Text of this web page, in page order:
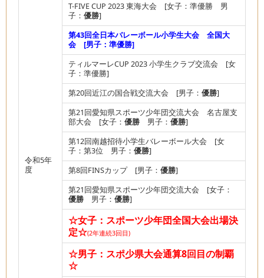
令和5年
度
T-FIVE CUP 2023 東海大会 [女子：準優勝 男
子： 優勝]
第43回全日本バレーボール小学生大会 全国大
会 [男子：準優勝]
ティルマーレCUP 2023 小学生クラブ交流会 [女
子：準優勝]
第20回近江の国合戦交流大会 [男子： 優勝]
第21回愛知県スポーツ少年団交流大会 名古屋支
部大会 [女子： 優勝 男子： 優勝]
第12回南越招待小学生バレーボール大会 [女
子：第3位 男子： 優勝]
第8回FINSカップ [男子： 優勝]
第21回愛知県スポーツ少年団交流大会 [女子：
優勝 男子： 優勝]
☆女子：スポーツ少年団全国大会出場決
定☆(2年連続3回目)
☆男子：スポ少県大会通算8回目の制覇
☆